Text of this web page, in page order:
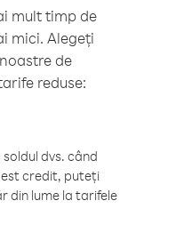
mult timp de
mici. Alegeți
de
reduse:
dvs. când
credit, puteți
din lume la tarifele